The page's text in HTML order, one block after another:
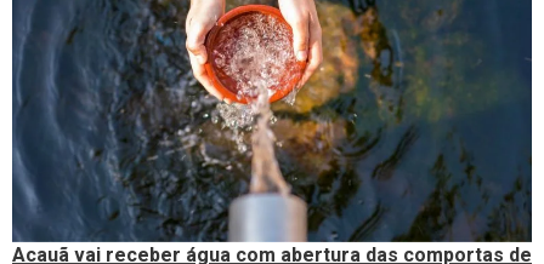
Acauã vai receber água com abertura das comportas de